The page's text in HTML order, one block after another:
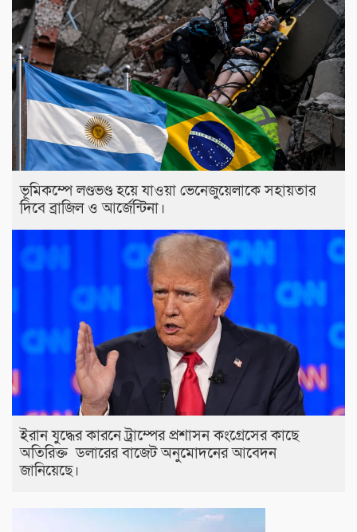
ভূমিকম্পে লণ্ডভণ্ড হয়ে যাওয়া ভেনেজুয়েলাকে সহায়তার
দিবে ব্রাজিল ও আর্জেন্টিনা।
ইরান যুদ্ধের কারনে ট্রাম্পের প্রশাসন কংগ্রেসের কাছে
অতিরিক্ত ডলারের বাজেট অনুমোদনের আবেদন
জানিয়েছে।